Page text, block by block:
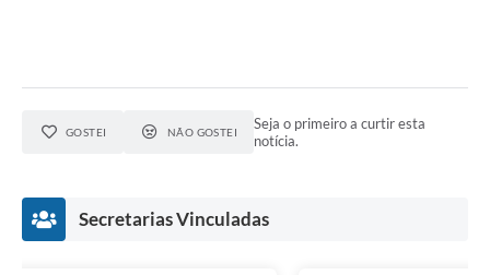
GOSTEI NÃO GOSTEI
Seja o primeiro a curtir esta
notícia.
Secretarias Vinculadas